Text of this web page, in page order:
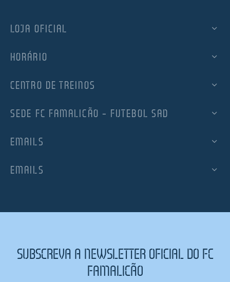
LOJA OFICIAL
HORÁRIO
CENTRO DE TREINOS
SEDE FC FAMALICÃO – FUTEBOL SAD
EMAILS
EMAILS
SUBSCREVA A NEWSLETTER OFICIAL DO FC
FAMALICÃO